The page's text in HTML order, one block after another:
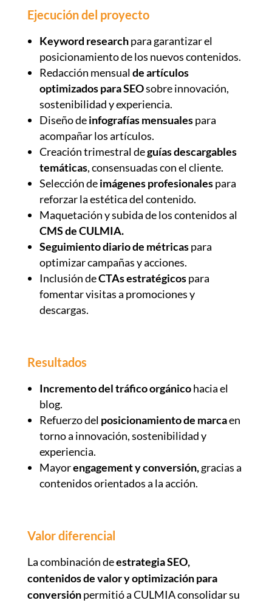
Ejecución del proyecto
Keyword researchpara garantizar el
posicionamiento de los nuevos contenidos.
Redacción mensualde artículos
optimizados para SEOsobre innovación,
sostenibilidad y experiencia.
Diseño deinfografías mensualespara
acompañar los artículos.
Creación trimestral deguías descargables
temáticas, consensuadas con el cliente.
Selección deimágenes profesionalespara
reforzar la estética del contenido.
Maquetación y subida de los contenidos al
CMS de CULMIA.
Seguimiento diario de métricaspara
optimizar campañas y acciones.
Inclusión deCTAs estratégicospara
fomentar visitas a promociones y
descargas.
Resultados
Incremento del tráfico orgánicohacia el
blog.
Refuerzo del posicionamiento de marcaen
torno a innovación, sostenibilidad y
experiencia.
Mayorengagement y conversión,gracias a
contenidos orientados a la acción.
Valor diferencial
La combinación deestrategia SEO,
contenidos de valor y optimización para
conversiónpermitió a CULMIA consolidar su